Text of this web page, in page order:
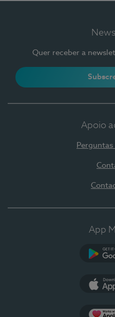
Quer receber a
Apoio
App